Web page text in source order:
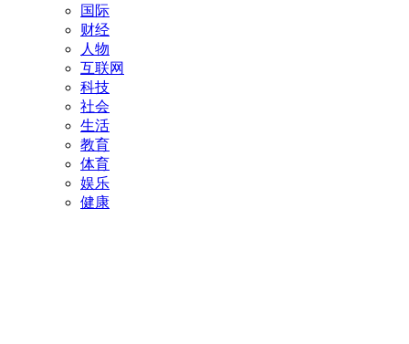
国际
财经
人物
互联网
科技
社会
生活
教育
体育
娱乐
健康